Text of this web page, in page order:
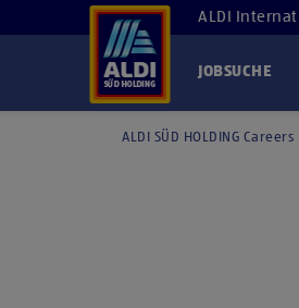
ALDI
JOBSUCHE
ALDI SÜD HOLDING Careers